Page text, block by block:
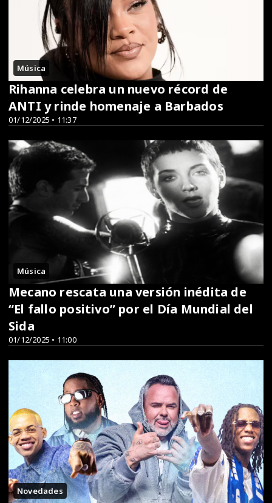
Música
01/12/2025 • 11:37
Rihanna celebra un nuevo récord de
ANTI y rinde homenaje a Barbados
Música
01/12/2025 • 11:00
Mecano rescata una versión inédita de
“El fallo positivo” por el Día Mundial del
Sida
Novedades